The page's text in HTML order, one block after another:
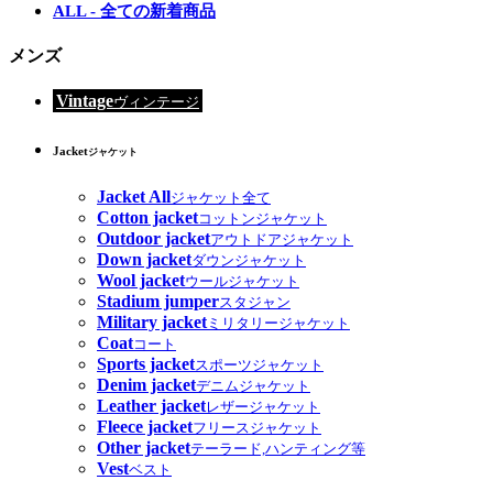
ALL - 全ての新着商品
メンズ
Vintageヴィンテージ
Jacketジャケット
Jacket Allジャケット全て
Cotton jacketコットンジャケット
Outdoor jacketアウトドアジャケット
Down jacketダウンジャケット
Wool jacketウールジャケット
Stadium jumperスタジャン
Military jacketミリタリージャケット
Coatコート
Sports jacketスポーツジャケット
Denim jacketデニムジャケット
Leather jacketレザージャケット
Fleece jacketフリースジャケット
Other jacketテーラード,ハンティング等
Vestベスト